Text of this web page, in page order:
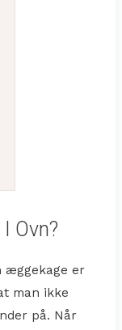
Ovn?
æggekage er
man ikke
på. Når